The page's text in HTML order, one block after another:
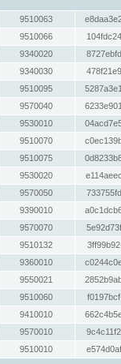
9510063
9510066
9340020
9340030
9510095
9570040
9530010
9510070
9510075
9530020
9570050
9390010
9570070
9510132
9360010
9550021
9510060
9410010
9570010
9510010